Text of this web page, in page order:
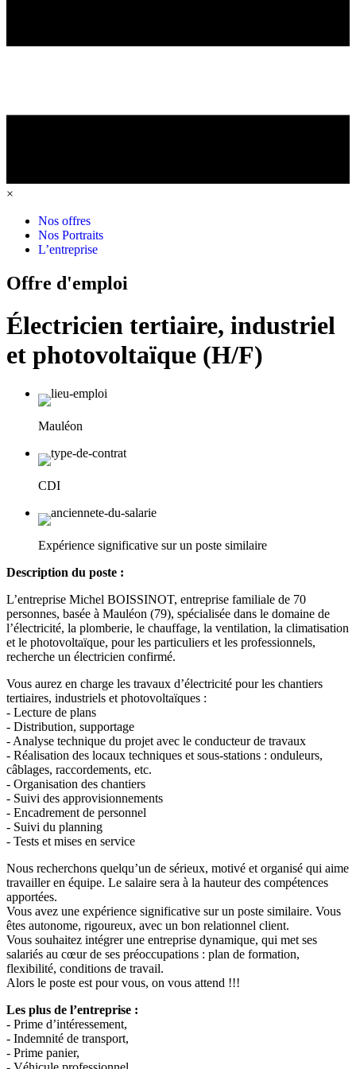
×
Nos offres
Nos Portraits
L’entreprise
Offre d'emploi
Électricien tertiaire, industriel
et photovoltaïque (H/F)
Mauléon
CDI
Expérience significative sur un poste similaire
Description du poste :
L’entreprise Michel BOISSINOT, entreprise familiale de 70
personnes, basée à Mauléon (79), spécialisée dans le domaine de
l’électricité, la plomberie, le chauffage, la ventilation, la climatisation
et le photovoltaïque, pour les particuliers et les professionnels,
recherche un électricien confirmé.
Vous aurez en charge les travaux d’électricité pour les chantiers
tertiaires, industriels et photovoltaïques :
- Lecture de plans
- Distribution, supportage
- Analyse technique du projet avec le conducteur de travaux
- Réalisation des locaux techniques et sous-stations : onduleurs,
câblages, raccordements, etc.
- Organisation des chantiers
- Suivi des approvisionnements
- Encadrement de personnel
- Suivi du planning
- Tests et mises en service
Nous recherchons quelqu’un de sérieux, motivé et organisé qui aime
travailler en équipe. Le salaire sera à la hauteur des compétences
apportées.
Vous avez une expérience significative sur un poste similaire. Vous
êtes autonome, rigoureux, avec un bon relationnel client.
Vous souhaitez intégrer une entreprise dynamique, qui met ses
salariés au cœur de ses préoccupations : plan de formation,
flexibilité, conditions de travail.
Alors le poste est pour vous, on vous attend !!!
Les plus de l’entreprise :
- Prime d’intéressement,
- Indemnité de transport,
- Prime panier,